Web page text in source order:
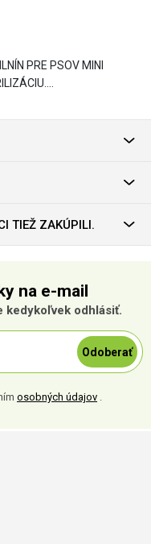
PRE PSOV MINI
TIEŽ ZAKÚPILI.
na e-mail
kedykoľvek odhlásiť.
Odoberať
osobných údajov .